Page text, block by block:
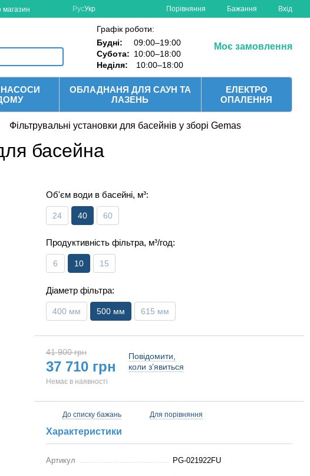
магазин РусУкр Порівняння Бажання Вхід
Графік роботи:
Будні:
09:00–19:00
Субота: 10:00–18:00
Неділя:
10:00–18:00
Моє замовлення
НАСОСИ
ОБЛАДНАНЯ ДЛЯ САУН ТА
ЛАЗЕНЬ
ЕЛЕКТРО
ОПАЛЕННЯ
Фільтрувальні установки для басейнів у зборі Gemas
басейна
Об'єм води в басейні, м³:
24 40 60
Продуктивність фільтра, м³/год:
6 10 15
Діаметр фільтра:
400 мм 500 мм 615 мм
41 900 грн
37 710 грн
Немає в наявності
Повідомити,
коли з’явиться
До списку бажань Для порівняння
Характеристики
Артикул PG-021922FU